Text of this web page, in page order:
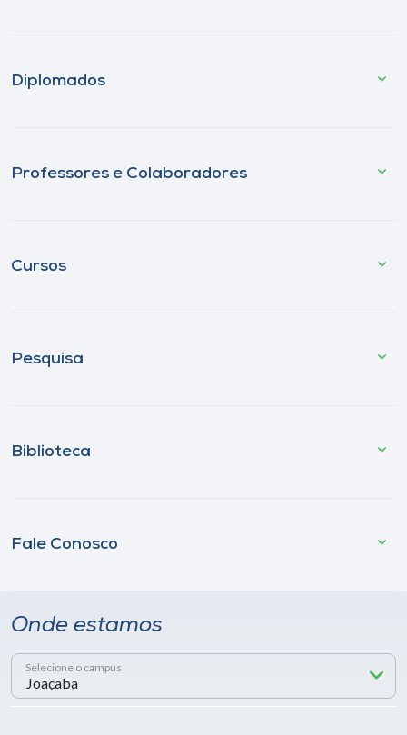
Diplomados
Professores e Colaboradores
Cursos
Pesquisa
Biblioteca
Fale Conosco
Onde estamos
Selecione o campus